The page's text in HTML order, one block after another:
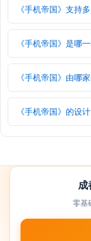
《手机帝国》支持
《手机帝国》是哪
《手机帝国》由哪
《手机帝国》的设
成
零基